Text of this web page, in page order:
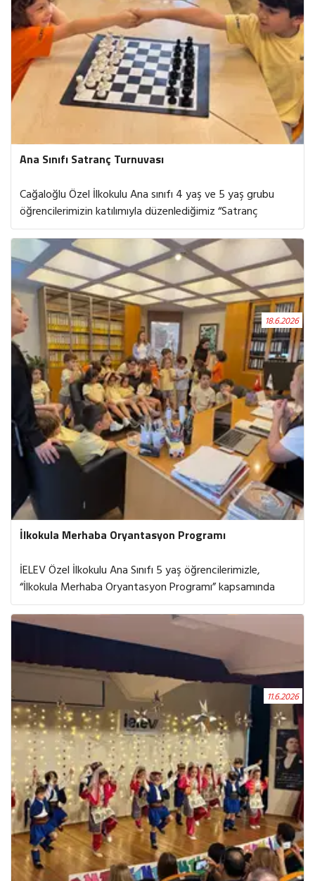
Ana Sınıfı Satranç Turnuvası
Cağaloğlu Özel İlkokulu Ana sınıfı 4 yaş ve 5 yaş grubu
öğrencilerimizin katılımıyla düzenlediğimiz “Satranç
Turnuvası”, minik sporcularımızın bilişsel gelişimlerini ve
stratejik düşünme becerilerini sergiledikleri değerli bir
organizasyon olarak başarıyla tamamlanmıştır. Turnuva
boyunca öğrencilerimiz; sabır, dikkat ve planlama
becerilerini örnek bir şekilde ortaya koyarken, öğrenme ve
gelişim süreçlerine önemli katkılar sağlamışlardır. Geleceğin
güçlü bireylerinin yetişmesine katkı sunan bu anlamlı
etkinlikte yer alan tüm öğrencilerimize ve emeği geçen
eğitmenlerimize teşekkür ediyoruz.
18.6.2026
İlkokula Merhaba Oryantasyon Programı
İELEV Özel İlkokulu Ana Sınıfı 5 yaş öğrencilerimizle,
“İlkokula Merhaba Oryantasyon Programı” kapsamında
ilkokul yaşamını yakından tanıma fırsatı bulduk. Bu özel
program süresince öğrencilerimiz okulumuzun farklı
bölümlerini keşfetti, ilkokul sınıflarını ziyaret etti,
öğretmenleriyle tanıştı ve ilkokul yaşantısına dair merak
ettikleri pek çok soruya yanıt buldu. Gün boyunca
gerçekleştirilen eğlenceli ve etkileşimli etkinliklerle
öğrencilerimiz hem keyifli vakit geçirdi hem de ilkokula dair
olumlu deneyimler kazandı. Yeni öğrenme ortamlarını
tanırken arkadaşlarıyla iş birliği yapma, kuralları takip etme
ve farklı etkinliklere katılma fırsatı buldular.
Öğrencilerimizin heyecanına, merakına ve mutluluğuna
ortak olduğumuz bu anlamlı süreçte, onların ilkokula
güvenle adım atmalarını desteklemekten büyük mutluluk
duyduk. İlkokula doğru attıkları bu önemli adımın;
keşfetmeye, öğrenmeye ve gelişmeye açık, neşeli ve
başarılı bir eğitim yolculuğunun başlangıcı olmasını
diliyoruz.
11.6.2026